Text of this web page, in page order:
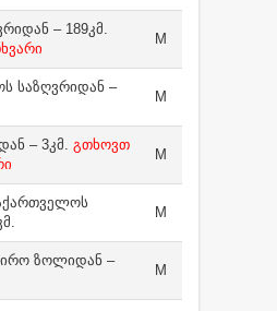
– 189კმ.
M
საზღვრიდან –
M
– 3კმ. გთხოვთ
M
M
ზოლიდან –
M